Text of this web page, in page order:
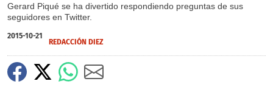
Gerard Piqué se ha divertido respondiendo preguntas de sus
seguidores en Twitter.
2015-10-21
REDACCIÓN DIEZ